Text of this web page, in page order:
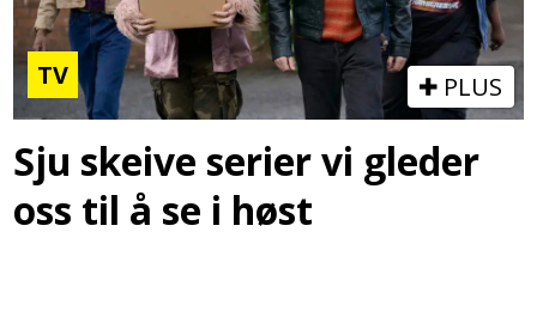
TV PLUS
Sju skeive serier vi gleder
oss til å se i høst